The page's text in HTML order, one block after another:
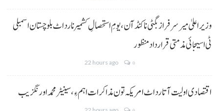
وزیراعلیٰ میر سرفراز بگٹی نا کنڈ آن،یومِ استحصالِ کشمیر نا رد اٹ بلوچستان اسمبلی
ٹی اسیجائی مذمتی قرارداد منظور
22 hours ago 0
اقتصادی اولیت آتا رد اٹ امریکہ تون مذاکرات اہم ءِ،سینیٹر محمد اورنگزیب